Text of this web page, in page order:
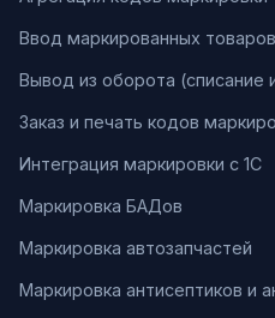
Ввод маркированных
Вывод из оборота (списание
Заказ и печать кодов
Интеграция маркировки с 1С
Маркировка БАДов
Маркировка автозапчастей
Маркировка антисептиков и